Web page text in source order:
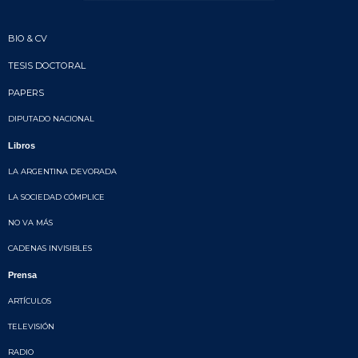
BIO & CV
TESIS DOCTORAL
PAPERS
DIPUTADO NACIONAL
Libros
LA ARGENTINA DEVORADA
LA SOCIEDAD CÓMPLICE
NO VA MÁS
CADENAS INVISIBLES
Prensa
ARTÍCULOS
TELEVISIÓN
RADIO